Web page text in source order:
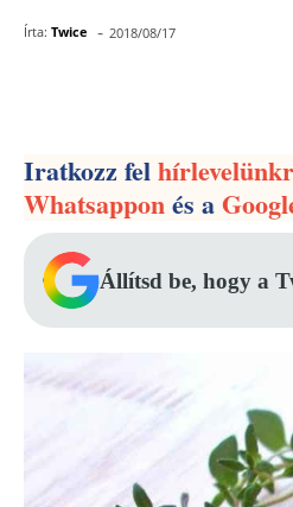
Írta: Twice - 2018/08/17
Iratkozz fel
Whatsapponés a
Állítsd be, hogy a